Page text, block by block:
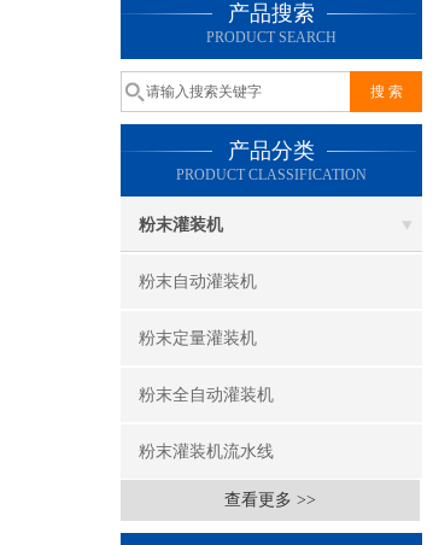
产品搜索
PRODUCT SEARCH
产品分类
PRODUCT CLASSIFICATION
粉末灌装机
粉末自动灌装机
粉末定量灌装机
粉末全自动灌装机
粉末灌装机流水线
查看更多 >>